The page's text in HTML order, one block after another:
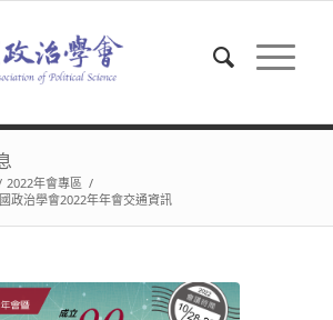
2022年會專區 /
政治學會2022年年會交通資訊